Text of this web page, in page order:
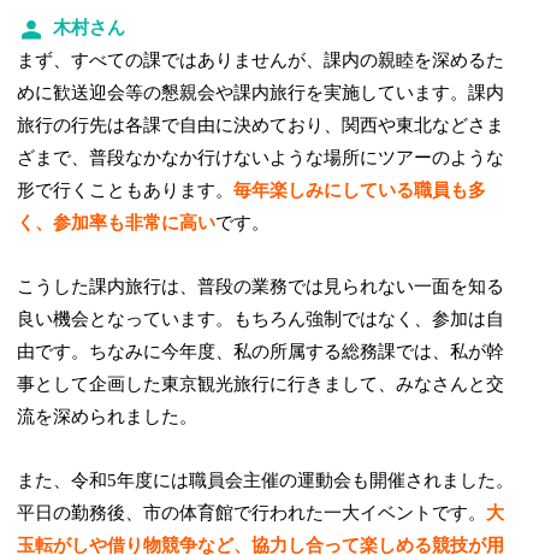
木村さん
まず、すべての課ではありませんが、課内の親睦を深めるた
めに歓送迎会等の懇親会や課内旅行を実施しています。課内
旅行の行先は各課で自由に決めており、関西や東北などさま
ざまで、普段なかなか行けないような場所にツアーのような
形で行くこともあります。毎年楽しみにしている職員も多
く、参加率も非常に高いです。
こうした課内旅行は、普段の業務では見られない一面を知る
良い機会となっています。もちろん強制ではなく、参加は自
由です。ちなみに今年度、私の所属する総務課では、私が幹
事として企画した東京観光旅行に行きまして、みなさんと交
流を深められました。
また、令和5年度には職員会主催の運動会も開催されました。
平日の勤務後、市の体育館で行われた一大イベントです。 大
玉転がしや借り物競争など、協力し合って楽しめる競技が用